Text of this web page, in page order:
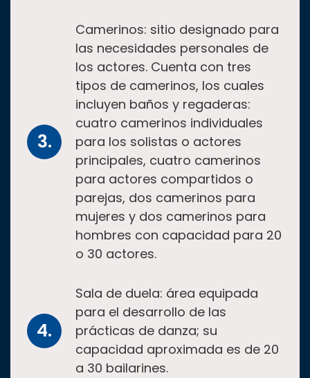
Camerinos: sitio designado para
las necesidades personales de
los actores. Cuenta con tres
tipos de camerinos, los cuales
incluyen baños y regaderas:
cuatro camerinos individuales
para los solistas o actores
principales, cuatro camerinos
para actores compartidos o
parejas, dos camerinos para
mujeres y dos camerinos para
hombres con capacidad para 20
o 30 actores.
Sala de duela: área equipada
para el desarrollo de las
prácticas de danza; su
capacidad aproximada es de 20
a 30 bailarines.